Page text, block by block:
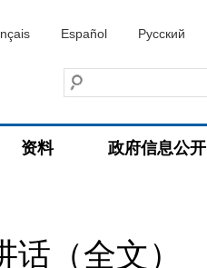
Español Русский
资料 政府信息公开
（全文）